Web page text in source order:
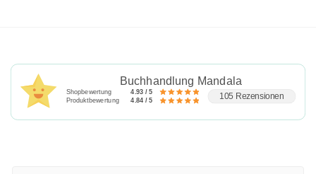
Buchhandlung Mandala
Shopbewertung 4.93 / 5
Produktbewertung 4.84 / 5 105 Rezensionen